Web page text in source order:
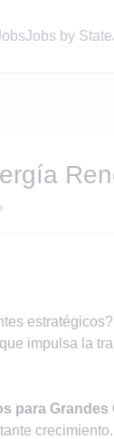
Jobs by State
impulsa la
para Grandes